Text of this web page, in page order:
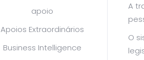
apoio
Apoios Extraordinários
Business Intelligence
A
O